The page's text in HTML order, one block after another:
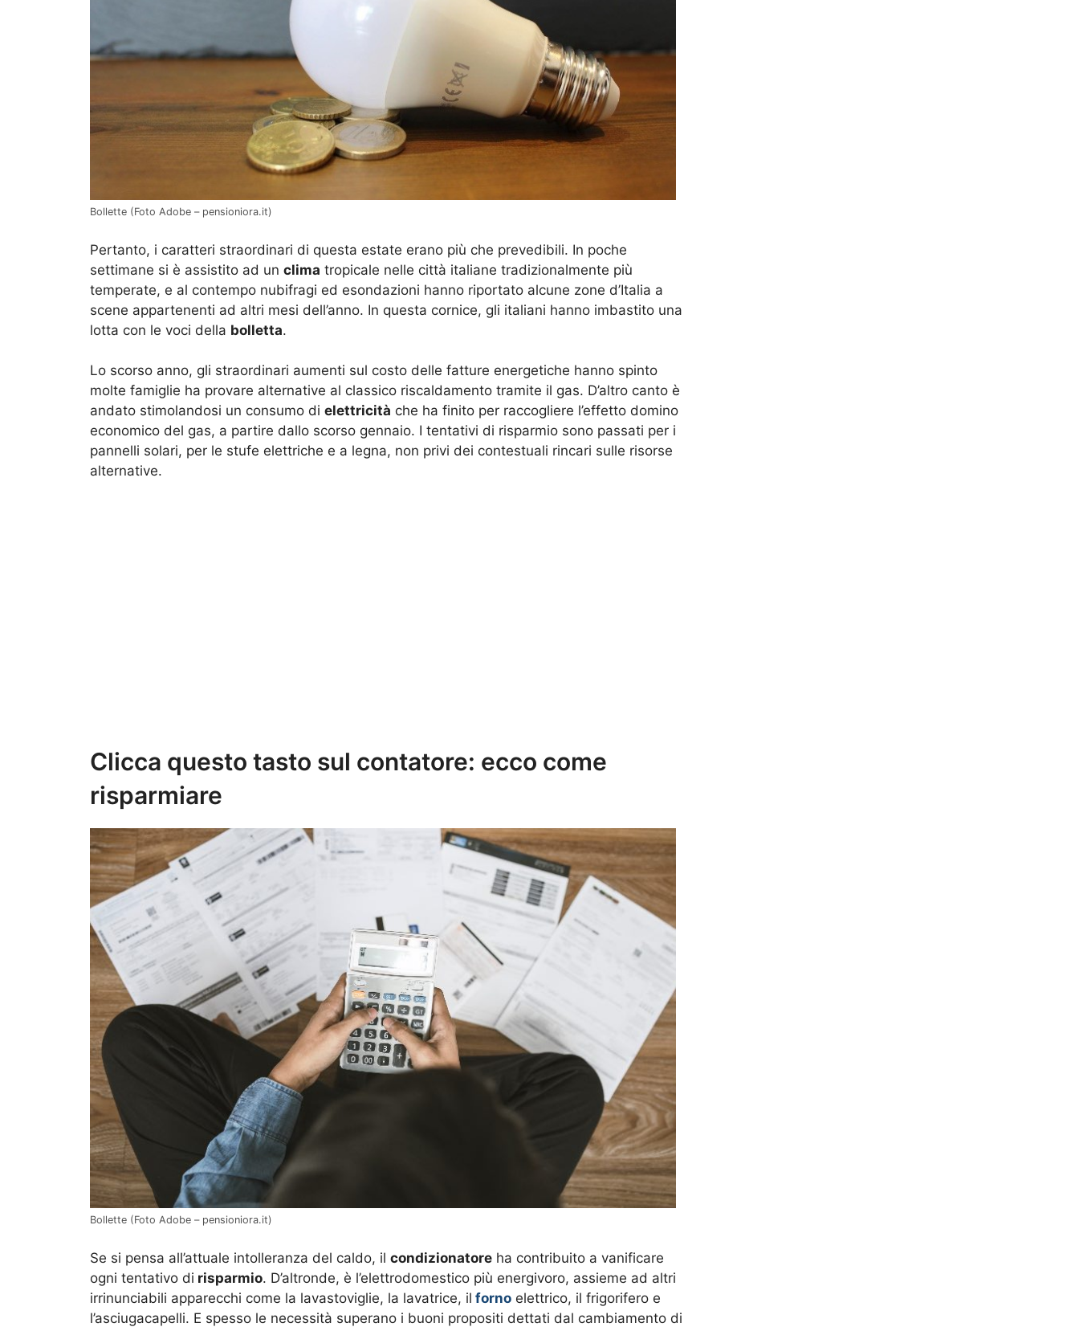
Bollette (Foto Adobe – pensioniora.it)
Pertanto, i caratteri straordinari di questa estate erano più che prevedibili. In poche
settimane si è assistito ad un clima tropicale nelle città italiane tradizionalmente più
temperate, e al contempo nubifragi ed esondazioni hanno riportato alcune zone d’Italia a
scene appartenenti ad altri mesi dell’anno. In questa cornice, gli italiani hanno imbastito una
lotta con le voci della bolletta.
Lo scorso anno, gli straordinari aumenti sul costo delle fatture energetiche hanno spinto
molte famiglie ha provare alternative al classico riscaldamento tramite il gas. D’altro canto è
andato stimolandosi un consumo di elettricità che ha finito per raccogliere l’effetto domino
economico del gas, a partire dallo scorso gennaio. I tentativi di risparmio sono passati per i
pannelli solari, per le stufe elettriche e a legna, non privi dei contestuali rincari sulle risorse
alternative.
Clicca questo tasto sul contatore: ecco come
risparmiare
Bollette (Foto Adobe – pensioniora.it)
Se si pensa all’attuale intolleranza del caldo, il condizionatore ha contribuito a vanificare
ogni tentativo di risparmio. D’altronde, è l’elettrodomestico più energivoro, assieme ad altri
irrinunciabili apparecchi come la lavastoviglie, la lavatrice, il forno elettrico, il frigorifero e
l’asciugacapelli. E spesso le necessità superano i buoni propositi dettati dal cambiamento di